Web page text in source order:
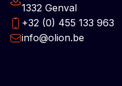
1332 Genval
+32 (0) 455 133 963
info@olion.be